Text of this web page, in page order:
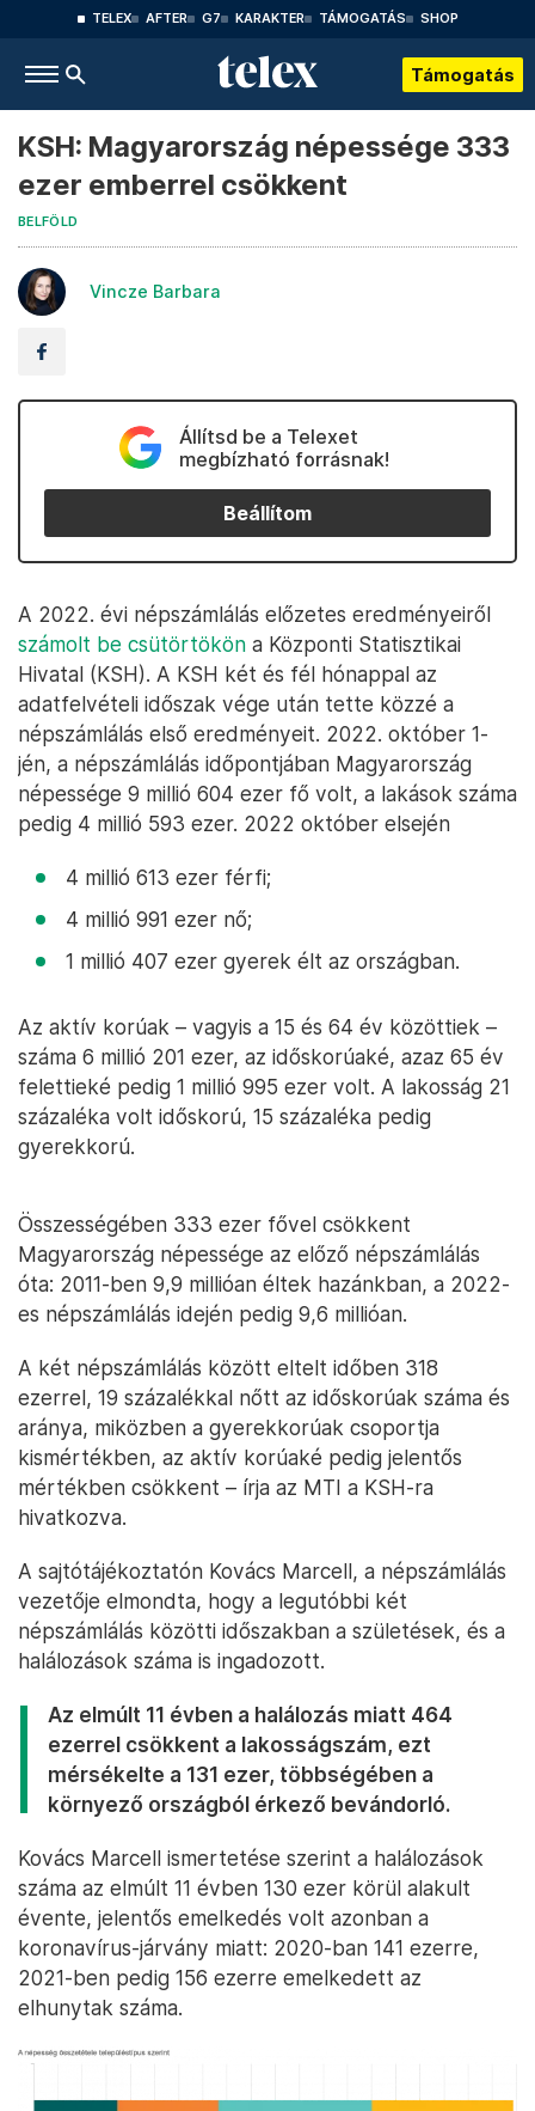
TELEX AFTER G7 KARAKTER TÁMOGATÁS SHOP
Támogatás
KSH: Magyarország népessége 333
ezer emberrel csökkent
BELFÖLD
Vincze Barbara
Állítsd be a Telexet
megbízható forrásnak!
Beállítom
A 2022. évi népszámlálás előzetes eredményeiről
számolt be csütörtökön a Központi Statisztikai
Hivatal (KSH). A KSH két és fél hónappal az
adatfelvételi időszak vége után tette közzé a
népszámlálás első eredményeit. 2022. október 1-
jén, a népszámlálás időpontjában Magyarország
népessége 9 millió 604 ezer fő volt, a lakások száma
pedig 4 millió 593 ezer. 2022 október elsején
4 millió 613 ezer férfi;
4 millió 991 ezer nő;
1 millió 407 ezer gyerek élt az országban.
Az aktív korúak – vagyis a 15 és 64 év közöttiek –
száma 6 millió 201 ezer, az időskorúaké, azaz 65 év
felettieké pedig 1 millió 995 ezer volt. A lakosság 21
százaléka volt időskorú, 15 százaléka pedig
gyerekkorú.
Összességében 333 ezer fővel csökkent
Magyarország népessége az előző népszámlálás
óta: 2011-ben 9,9 millióan éltek hazánkban, a 2022-
es népszámlálás idején pedig 9,6 millióan.
A két népszámlálás között eltelt időben 318
ezerrel, 19 százalékkal nőtt az időskorúak száma és
aránya, miközben a gyerekkorúak csoportja
kismértékben, az aktív korúaké pedig jelentős
mértékben csökkent – írja az MTI a KSH-ra
hivatkozva.
A sajtótájékoztatón Kovács Marcell, a népszámlálás
vezetője elmondta, hogy a legutóbbi két
népszámlálás közötti időszakban a születések, és a
halálozások száma is ingadozott.
Az elmúlt 11 évben a halálozás miatt 464
ezerrel csökkent a lakosságszám, ezt
mérsékelte a 131 ezer, többségében a
környező országból érkező bevándorló.
Kovács Marcell ismertetése szerint a halálozások
száma az elmúlt 11 évben 130 ezer körül alakult
évente, jelentős emelkedés volt azonban a
koronavírus-járvány miatt: 2020-ban 141 ezerre,
2021-ben pedig 156 ezerre emelkedett az
elhunytak száma.